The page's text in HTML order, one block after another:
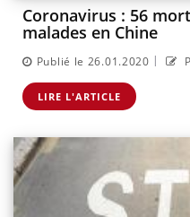
Coronavirus : 56
malades en Chine
Publié le 26.01.2020 |
LIRE L'ARTICLE